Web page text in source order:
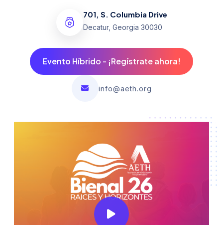
701, S. Columbia Drive
Decatur, Georgia 30030
Evento Híbrido - ¡Regístrate ahora!
info@aeth.org